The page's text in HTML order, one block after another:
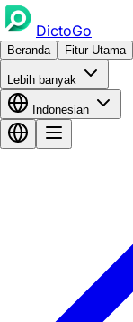
DictoGo
Beranda Fitur Utama
Lebih banyak
Indonesian